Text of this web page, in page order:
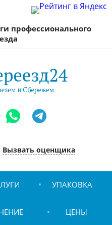
профессионального
Вызвать оценщика
УПАКОВКА
ЦЕНЫ